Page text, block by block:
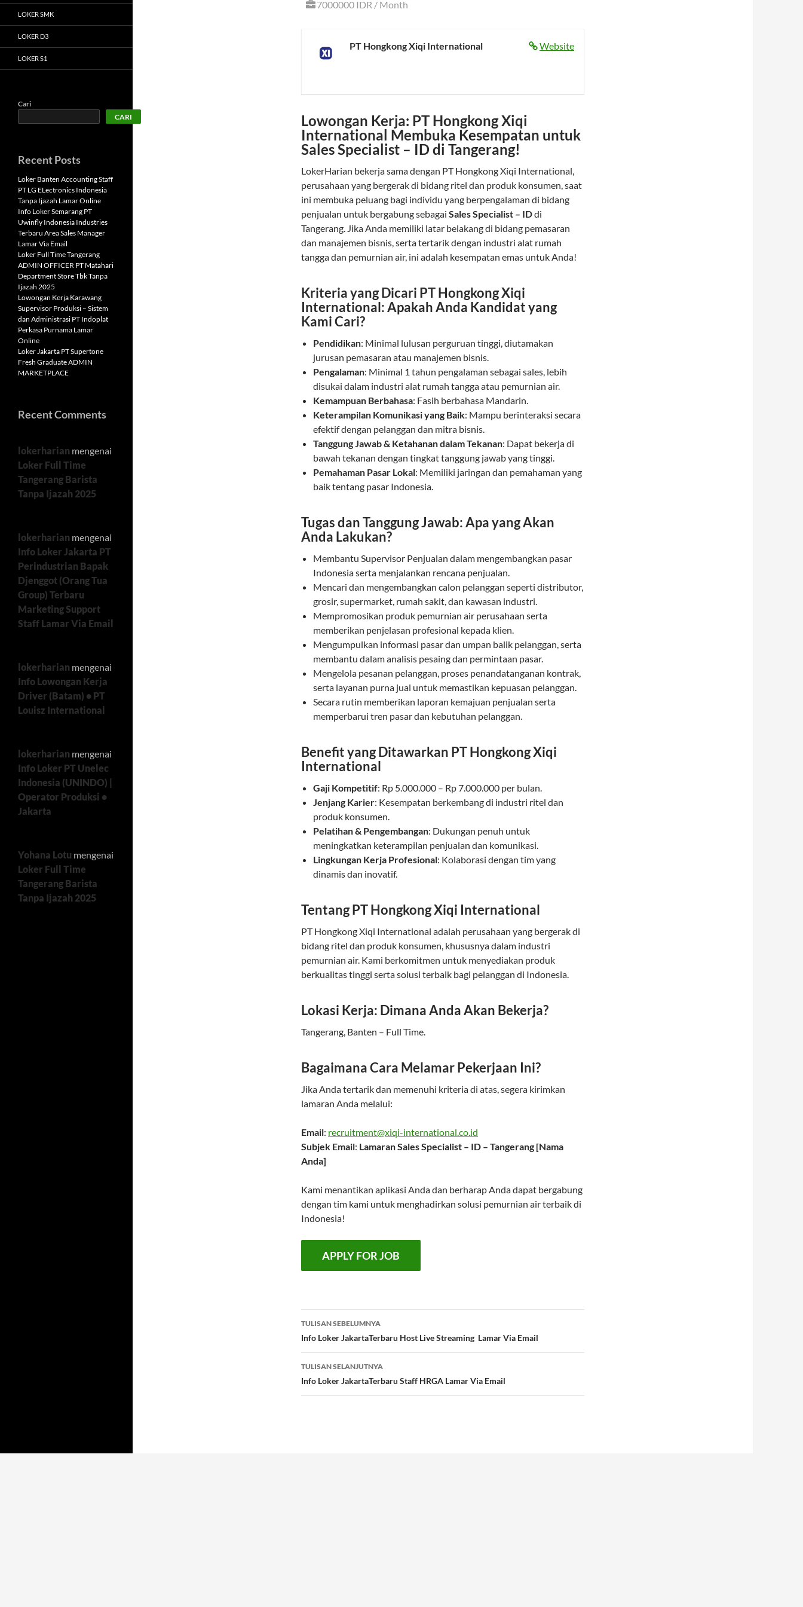
7000000 IDR / Month
Website
PT Hongkong Xiqi International
Lowongan Kerja: PT Hongkong Xiqi
International Membuka Kesempatan untuk
Sales Specialist – ID di Tangerang!
LokerHarian bekerja sama dengan PT Hongkong Xiqi International,
perusahaan yang bergerak di bidang ritel dan produk konsumen, saat
ini membuka peluang bagi individu yang berpengalaman di bidang
penjualan untuk bergabung sebagai Sales Specialist – IDdi
Tangerang. Jika Anda memiliki latar belakang di bidang pemasaran
dan manajemen bisnis, serta tertarik dengan industri alat rumah
tangga dan pemurnian air, ini adalah kesempatan emas untuk Anda!
Kriteria yang Dicari PT Hongkong Xiqi
International: Apakah Anda Kandidat yang
Kami Cari?
Pendidikan: Minimal lulusan perguruan tinggi, diutamakan
jurusan pemasaran atau manajemen bisnis.
Pengalaman: Minimal 1 tahun pengalaman sebagai sales, lebih
disukai dalam industri alat rumah tangga atau pemurnian air.
Kemampuan Berbahasa: Fasih berbahasa Mandarin.
Keterampilan Komunikasi yang Baik: Mampu berinteraksi secara
efektif dengan pelanggan dan mitra bisnis.
Tanggung Jawab & Ketahanan dalam Tekanan: Dapat bekerja di
bawah tekanan dengan tingkat tanggung jawab yang tinggi.
Pemahaman Pasar Lokal: Memiliki jaringan dan pemahaman yang
baik tentang pasar Indonesia.
Tugas dan Tanggung Jawab: Apa yang Akan
Anda Lakukan?
Membantu Supervisor Penjualan dalam mengembangkan pasar
Indonesia serta menjalankan rencana penjualan.
Mencari dan mengembangkan calon pelanggan seperti distributor,
grosir, supermarket, rumah sakit, dan kawasan industri.
Mempromosikan produk pemurnian air perusahaan serta
memberikan penjelasan profesional kepada klien.
Mengumpulkan informasi pasar dan umpan balik pelanggan, serta
membantu dalam analisis pesaing dan permintaan pasar.
Mengelola pesanan pelanggan, proses penandatanganan kontrak,
serta layanan purna jual untuk memastikan kepuasan pelanggan.
Secara rutin memberikan laporan kemajuan penjualan serta
memperbarui tren pasar dan kebutuhan pelanggan.
Benefit yang Ditawarkan PT Hongkong Xiqi
International
Gaji Kompetitif: Rp 5.000.000 – Rp 7.000.000 per bulan.
Jenjang Karier: Kesempatan berkembang di industri ritel dan
produk konsumen.
Pelatihan & Pengembangan: Dukungan penuh untuk
meningkatkan keterampilan penjualan dan komunikasi.
Lingkungan Kerja Profesional: Kolaborasi dengan tim yang
dinamis dan inovatif.
Tentang PT Hongkong Xiqi International
PT Hongkong Xiqi International adalah perusahaan yang bergerak di
bidang ritel dan produk konsumen, khususnya dalam industri
pemurnian air. Kami berkomitmen untuk menyediakan produk
berkualitas tinggi serta solusi terbaik bagi pelanggan di Indonesia.
Lokasi Kerja: Dimana Anda Akan Bekerja?
Tangerang, Banten – Full Time.
Bagaimana Cara Melamar Pekerjaan Ini?
Jika Anda tertarik dan memenuhi kriteria di atas, segera kirimkan
lamaran Anda melalui:
Email: recruitment@xiqi-international.co.id
Subjek Email: Lamaran Sales Specialist – ID – Tangerang [Nama
Anda]
Kami menantikan aplikasi Anda dan berharap Anda dapat bergabung
dengan tim kami untuk menghadirkan solusi pemurnian air terbaik di
Indonesia!
Navigasi
Tulisan
TULISAN SEBELUMNYA
Info Loker JakartaTerbaru Host Live Streaming Lamar Via Email
TULISAN SELANJUTNYA
Info Loker JakartaTerbaru Staff HRGA Lamar Via Email
LOKER SMK
LOKER D3
LOKER S1
Cari
CARI
Recent Posts
Loker Banten Accounting Staff
PT LG ELectronics Indonesia
Tanpa Ijazah Lamar Online
Info Loker Semarang PT
Uwinfly Indonesia Industries
Terbaru Area Sales Manager
Lamar Via Email
Loker Full Time Tangerang
ADMIN OFFICER PT Matahari
Department Store Tbk Tanpa
Ijazah 2025
Lowongan Kerja Karawang
Supervisor Produksi – Sistem
dan Administrasi PT Indoplat
Perkasa Purnama Lamar
Online
Loker Jakarta PT Supertone
Fresh Graduate ADMIN
MARKETPLACE
Recent Comments
lokerharian mengenai
Loker Full Time
Tangerang Barista
Tanpa Ijazah 2025
lokerharian mengenai
Info Loker Jakarta PT
Perindustrian Bapak
Djenggot (Orang Tua
Group) Terbaru
Marketing Support
Staff Lamar Via Email
lokerharian mengenai
Info Lowongan Kerja
Driver (Batam) • PT
Louisz International
lokerharian mengenai
Info Loker PT Unelec
Indonesia (UNINDO) |
Operator Produksi •
Jakarta
Yohana Lotu mengenai
Loker Full Time
Tangerang Barista
Tanpa Ijazah 2025